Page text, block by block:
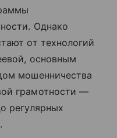
Однако
от технологий
основным
мошенничества
грамотности —
регулярных